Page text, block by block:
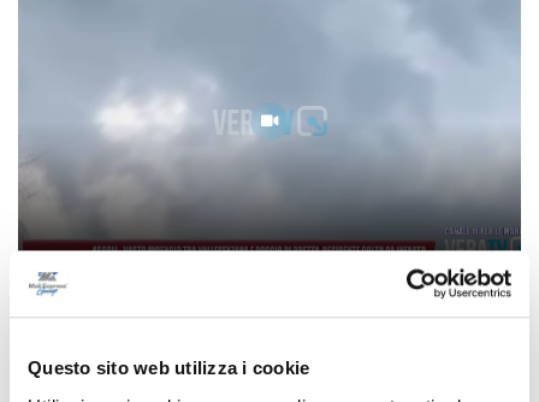
Questo sito web utilizza i cookie
Ascoli - Vasto incendio tra Vallesenzana e
Poggio di Bretta, residente colto da infarto